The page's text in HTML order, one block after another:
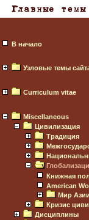
В начало
Узловые темы
Curriculum vitae
Miscellaneous
Цивилизация
Традиция
Книжная
American
Мир
Кризис
Дисциплины